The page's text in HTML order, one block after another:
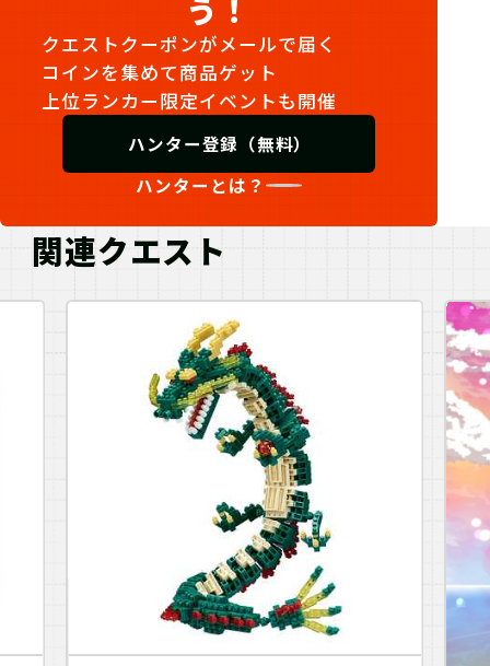
う！
クエストクーポンがメールで届く
コインを集めて商品ゲット
上位ランカー限定イベントも開催
ハンター登録（無料）
ハンターとは？
関連クエスト